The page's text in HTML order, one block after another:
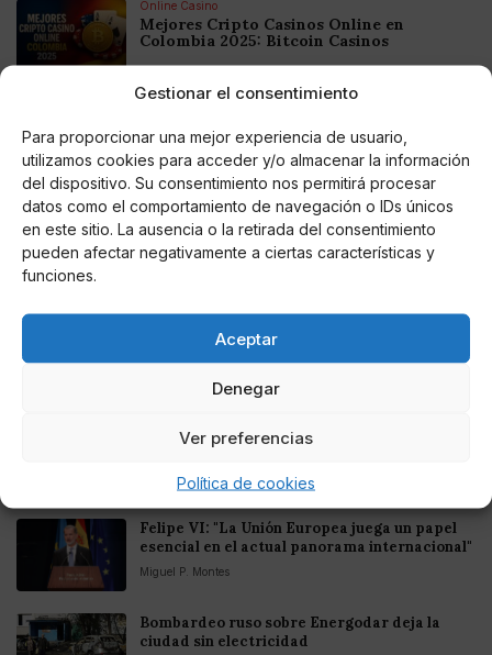
Gestionar el consentimiento
Para proporcionar una mejor experiencia de usuario,
utilizamos cookies para acceder y/o almacenar la información
del dispositivo. Su consentimiento nos permitirá procesar
datos como el comportamiento de navegación o IDs únicos
en este sitio. La ausencia o la retirada del consentimiento
pueden afectar negativamente a ciertas características y
funciones.
Aceptar
Denegar
Ver preferencias
Política de cookies
Online Casino
Mejores Cripto Casinos Online en
Colombia 2025: Bitcoin Casinos
Criptomonedas en Argentina 2025
Online Casino
Mejores casinos online con
criptomonedas y Bitcoin en México 2025
Fortnite regresa para iOS en la Unión
Te puede interesar
Felipe VI: "La Unión Europea juega un papel
esencial en el actual panorama internacional"
Miguel P. Montes
Bombardeo ruso sobre Energodar deja la
ciudad sin electricidad